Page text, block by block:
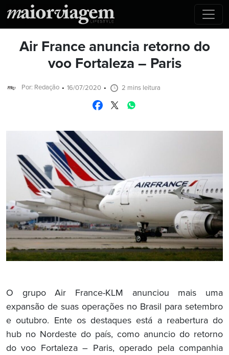
Air France anuncia retorno do
voo Fortaleza – Paris
Por: Redação 16/07/2020 2 mins leitura
O grupo Air France-KLM anunciou mais uma
expansão de suas operações no Brasil para setembro
e outubro. Ente os destaques está a reabertura do
hub no Nordeste do país, como anuncio do retorno
do voo Fortaleza – Paris, operado pela companhia